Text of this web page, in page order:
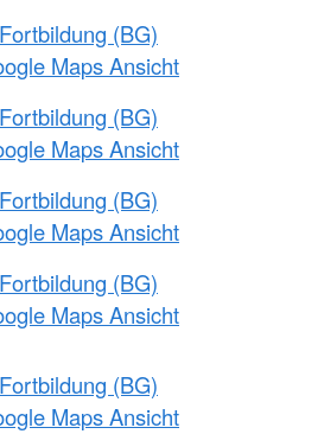
(BG)
Maps Ansicht
(BG)
Maps Ansicht
(BG)
Maps Ansicht
(BG)
Maps Ansicht
(BG)
Maps Ansicht